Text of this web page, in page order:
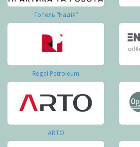
Готель “Надія”
Regal Petroleum
ARTO